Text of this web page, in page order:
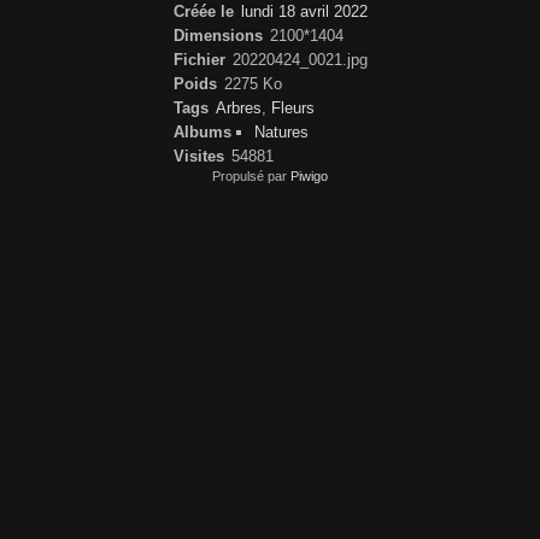
Créée le
lundi 18 avril 2022
Dimensions 2100*1404
Fichier 20220424_0021.jpg
Poids 2275 Ko
Tags Arbres
Fleurs
Albums
Natures
Visites 54881
Propulsé par Piwigo